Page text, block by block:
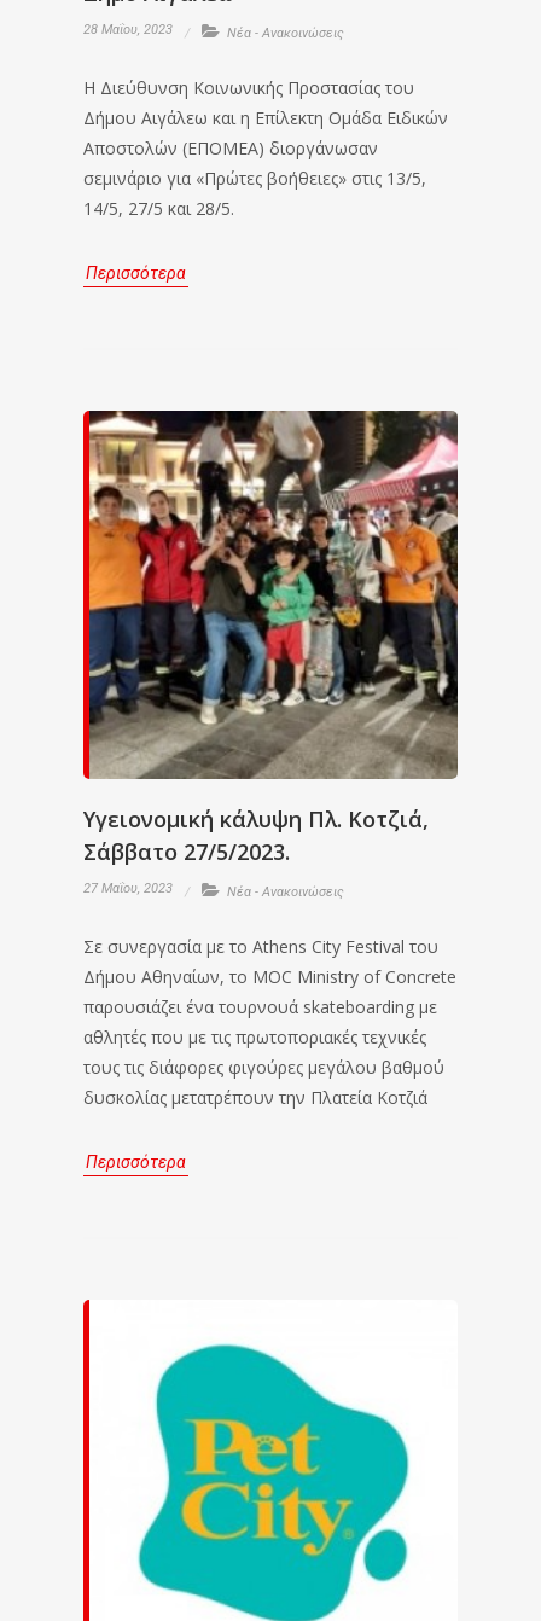
28 Μαΐου, 2023 Νέα - Ανακοινώσεις
Η Διεύθυνση Κοινωνικής Προστασίας του
Δήμου Αιγάλεω και η Επίλεκτη Ομάδα Ειδικών
Αποστολών (ΕΠΟΜΕΑ) διοργάνωσαν
σεμινάριο για «Πρώτες βοήθειες» στις 13/5,
14/5, 27/5 και 28/5.
Περισσότερα
Υγειονομική κάλυψη Πλ. Κοτζιά,
Σάββατο 27/5/2023.
27 Μαΐου, 2023 Νέα - Ανακοινώσεις
Σε συνεργασία με το Athens City Festival του
Δήμου Αθηναίων, το MOC Ministry of Concrete
παρουσιάζει ένα τουρνουά skateboarding με
αθλητές που με τις πρωτοποριακές τεχνικές
τους τις διάφορες φιγούρες μεγάλου βαθμού
δυσκολίας μετατρέπουν την Πλατεία Κοτζιά
Περισσότερα